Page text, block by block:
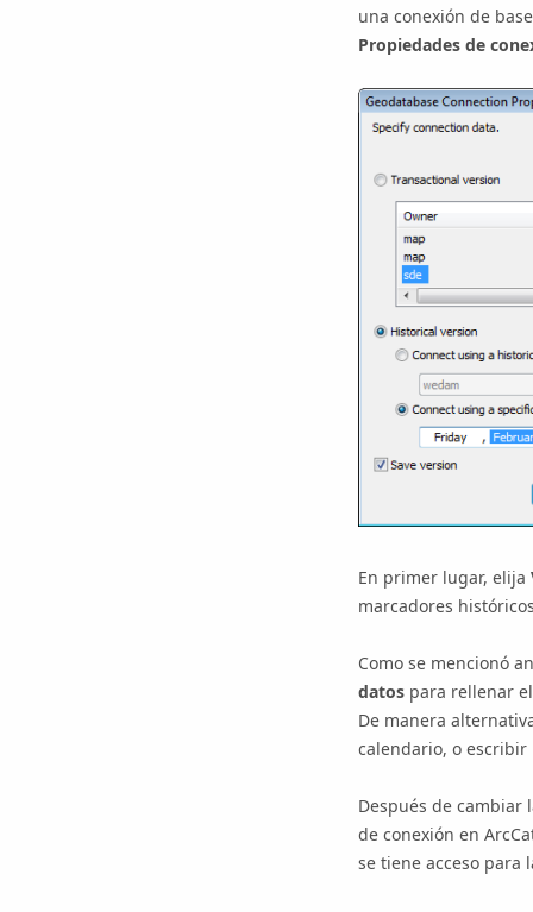
una conexión de
Propiedades de
En primer lugar, elija
marcadores
Como se mencionó
datospara rellenar el
De manera
calendario, o
Después de cambiar
de conexión en
se tiene acceso para